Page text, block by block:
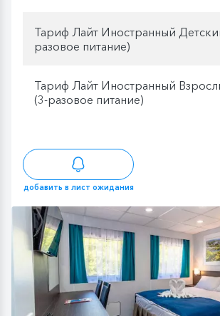
Тариф Лайт Иностранный
разовое питание)
Тариф Лайт Иностранный
(3-разовое питание)
добавить в лист ожидания